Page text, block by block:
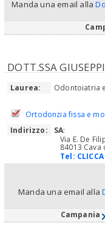
Manda una email alla
DOTT.SSA
Laurea: Odontoiatria
Ortodonzia fissa e
Indirizzo:
SA:
Via E. De
84013 Cava
Tel:
Manda una email alla
Campania